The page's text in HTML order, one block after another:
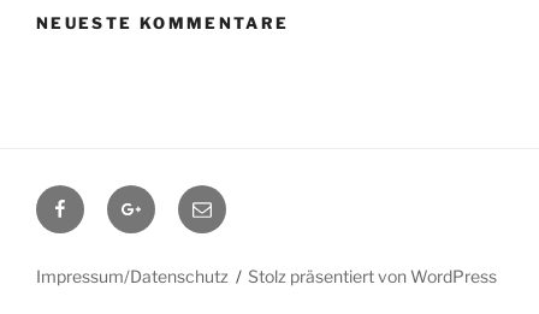
NEUESTE KOMMENTARE
FacebookGoogle+Contact
me
Impressum/Datenschutz Stolz präsentiert von WordPress